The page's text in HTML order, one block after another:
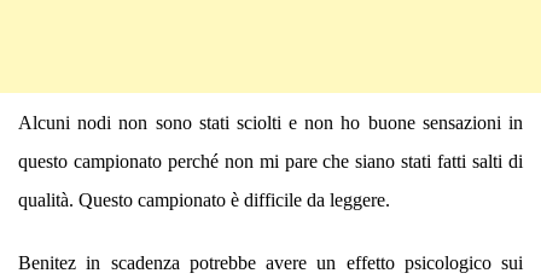
Alcuni nodi non sono stati sciolti e non ho buone sensazioni in
questo campionato perché non mi pare che siano stati fatti salti di
qualità. Questo campionato è difficile da leggere.
Benitez in scadenza potrebbe avere un effetto psicologico sui